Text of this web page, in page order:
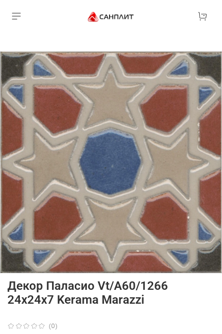
(0)
Декор Паласио Vt/A60/1266
24x24x7 Kerama Marazzi